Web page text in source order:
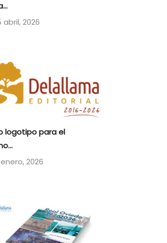
abril, 2026
logotipo para el
2026